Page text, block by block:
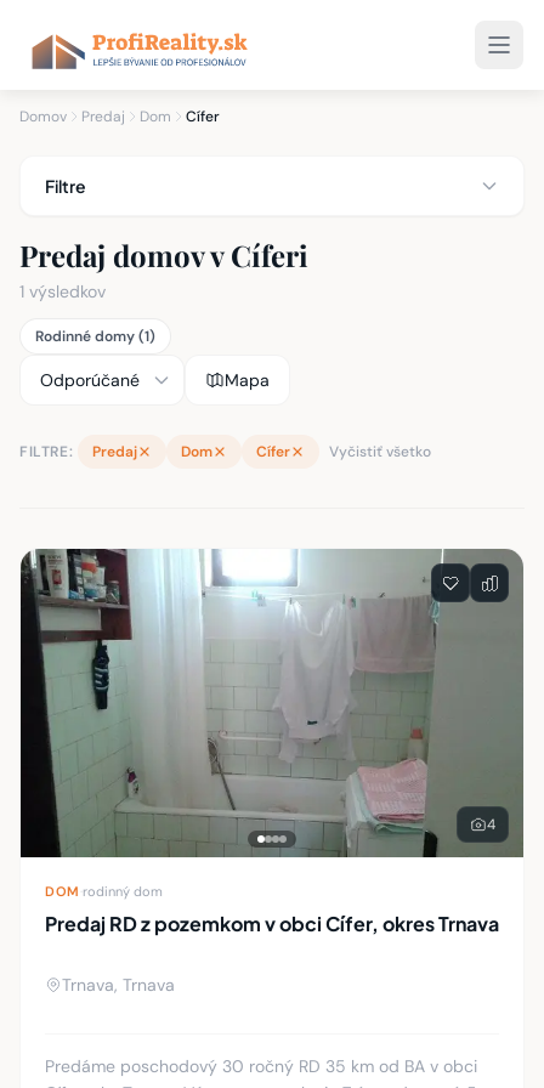
Domov Predaj Dom Cífer
Filtre
Predaj domov v Cíferi
1 výsledkov
Rodinné domy (1)
Mapa
FILTRE: Predaj Dom Cífer Vyčistiť všetko
Zoznam nehnuteľností
4
DOM rodinný dom
Predaj RD z pozemkom v obci Cífer, okres Trnava
Trnava, Trnava
Predáme poschodový 30 ročný RD 35 km od BA v obci